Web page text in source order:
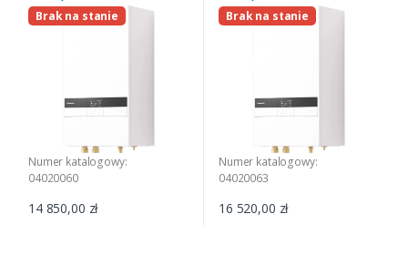
Brak na stanie
Numer katalogowy:
04020060
14 850,00 zł
Brak na stanie
Numer katalogowy:
04020063
16 520,00 zł